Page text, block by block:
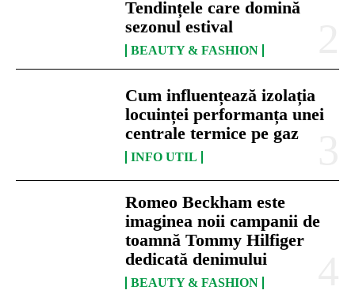
Tendințele care domină
sezonul estival
BEAUTY & FASHION
Cum influențează izolația
locuinței performanța unei
centrale termice pe gaz
INFO UTIL
Romeo Beckham este
imaginea noii campanii de
toamnă Tommy Hilfiger
dedicată denimului
BEAUTY & FASHION